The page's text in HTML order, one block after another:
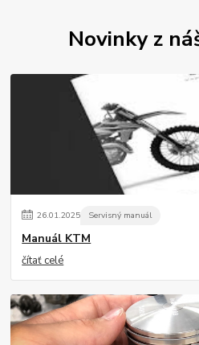
Novinky z
26.01.2025 Servisný manuál
Manuál KTM
čítať celé